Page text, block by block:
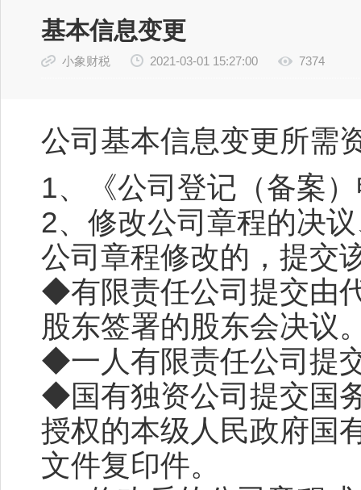
基本信息变更
小象财税 2021-03-01 15:27:00 7374
公司基本信息变更所需
1、《公司登记（备案
2、修改公司章程的决
公司章程修改的，提交
◆有限责任公司提交由
股东签署的股东会决议
◆一人有限责任公司提
◆国有独资公司提交国
授权的本级人民政府国
文件复印件。